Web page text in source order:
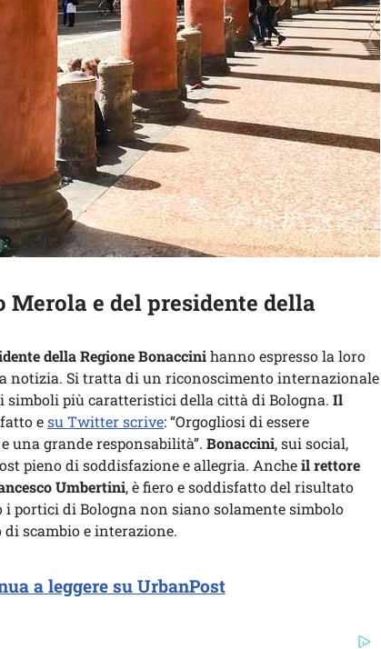
Merola e del presidente della
della Regione Bonaccinihanno espresso la loro
notizia. Si tratta di un riconoscimento internazionale
simboli più caratteristici della città di Bologna. Il
esu Twitter scrive: “Orgogliosi di essere
una grande responsabilità”. Bonaccini, sui social,
pieno di soddisfazione e allegria. Ancheil rettore
Umbertini, è fiero e soddisfatto del risultato
portici di Bologna non siano solamente simbolo
scambio e interazione.
a leggere su UrbanPost